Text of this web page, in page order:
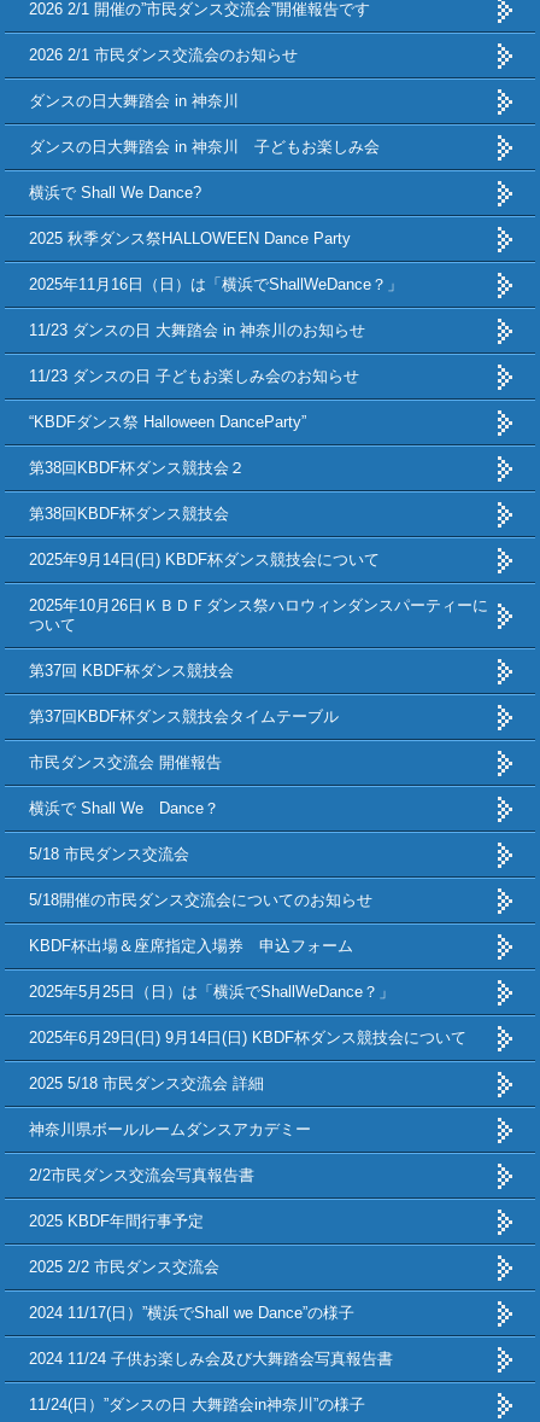
2026 2/1 開催の”市民ダンス交流会”開催報告です
2026 2/1 市民ダンス交流会のお知らせ
ダンスの日大舞踏会 in 神奈川
ダンスの日大舞踏会 in 神奈川 子どもお楽しみ会
横浜で Shall We Dance?
2025 秋季ダンス祭HALLOWEEN Dance Party
2025年11月16日（日）は「横浜でShallWeDance？」
11/23 ダンスの日 大舞踏会 in 神奈川のお知らせ
11/23 ダンスの日 子どもお楽しみ会のお知らせ
“KBDFダンス祭 Halloween DanceParty”
第38回KBDF杯ダンス競技会２
第38回KBDF杯ダンス競技会
2025年9月14日(日) KBDF杯ダンス競技会について
2025年10月26日ＫＢＤＦダンス祭ハロウィンダンスパーティーに
ついて
第37回 KBDF杯ダンス競技会
第37回KBDF杯ダンス競技会タイムテーブル
市民ダンス交流会 開催報告
横浜で Shall We Dance？
5/18 市民ダンス交流会
5/18開催の市民ダンス交流会についてのお知らせ
KBDF杯出場＆座席指定入場券 申込フォーム
2025年5月25日（日）は「横浜でShallWeDance？」
2025年6月29日(日) 9月14日(日) KBDF杯ダンス競技会について
2025 5/18 市民ダンス交流会 詳細
神奈川県ボールルームダンスアカデミー
2/2市民ダンス交流会写真報告書
2025 KBDF年間行事予定
2025 2/2 市民ダンス交流会
2024 11/17(日）”横浜でShall we Dance”の様子
2024 11/24 子供お楽しみ会及び大舞踏会写真報告書
11/24(日）”ダンスの日 大舞踏会in神奈川”の様子